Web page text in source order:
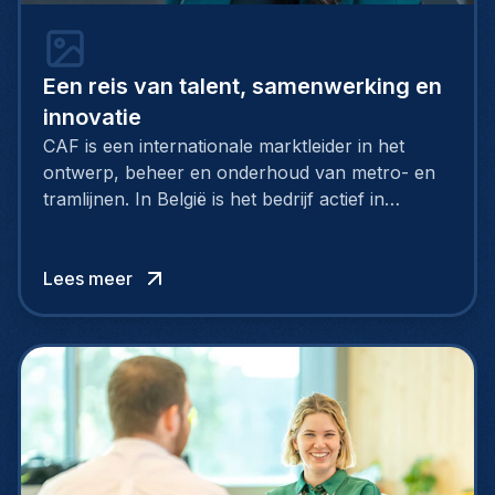
Een reis van talent, samenwerking en
innovatie
CAF is een internationale marktleider in het
ontwerp, beheer en onderhoud van metro- en
tramlijnen. In België is het bedrijf actief in
onmisbaar in het groeiverhaal van CAF.
Lees meer